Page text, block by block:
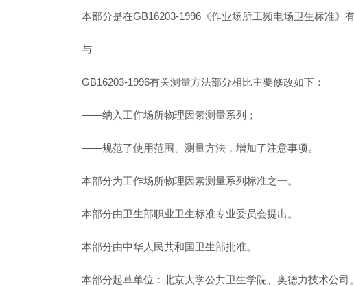
本部分是在GB16203-1996《作业场所工频电场卫生标准》
与
GB16203-1996有关测量方法部分相比主要修改如下：
——纳入工作场所物理因素测量系列；
——规范了使用范围、测量方法，增加了注意事项。
本部分为工作场所物理因素测量系列标准之一。
本部分由卫生部职业卫生标准专业委员会提出。
本部分由中华人民共和国卫生部批准。
本部分起草单位：北京大学公共卫生学院、奥德力技术公司。